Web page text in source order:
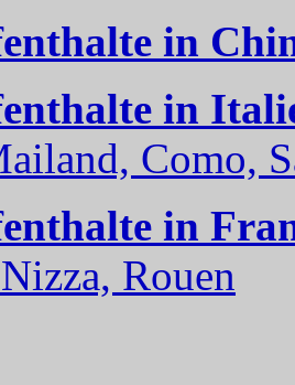
in
in
Como,
in
Rouen